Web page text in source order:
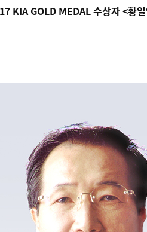
KIA GOLD MEDAL 수상자 <황